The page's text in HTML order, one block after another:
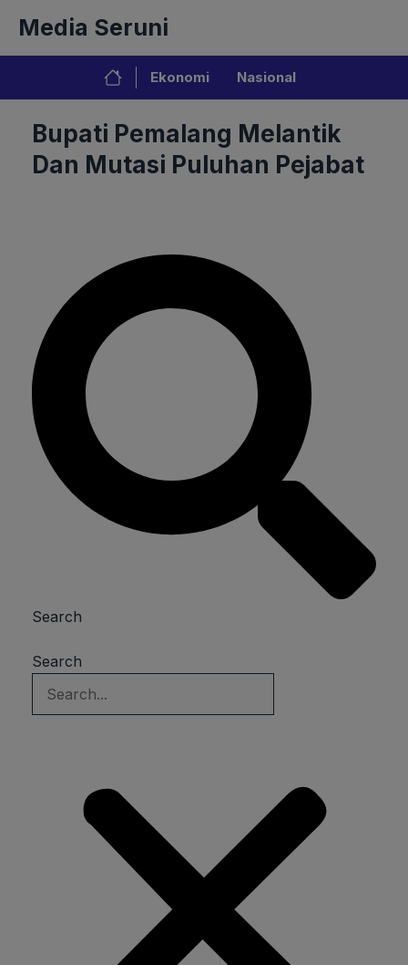
isi
Media Seruni
Ekonomi Nasional
Bupati Pemalang Melantik
Dan Mutasi Puluhan Pejabat
Search
Search